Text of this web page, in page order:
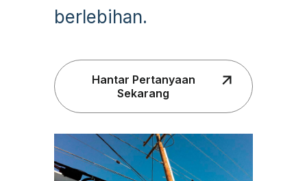
berlebihan.
Hantar Pertanyaan
Sekarang